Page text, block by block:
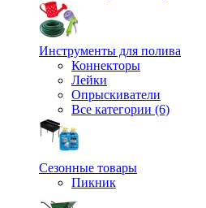
Инструменты для полива
Коннекторы
Лейки
Опрыскиватели
Все категории (6)
Сезонные товары
Пикник